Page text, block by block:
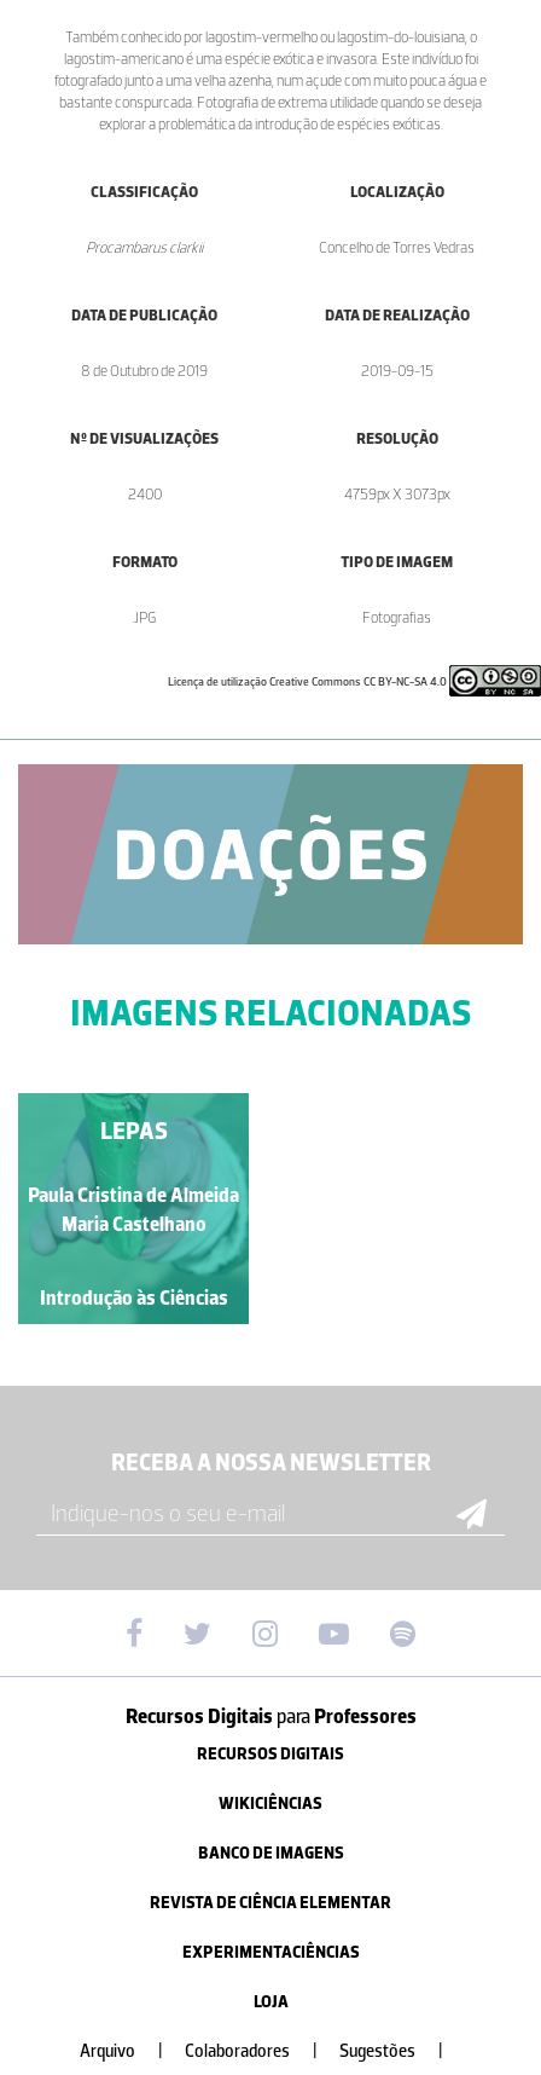
Também conhecido por lagostim-vermelho ou lagostim-do-louisiana, o
lagostim-americano é uma espécie exótica e invasora. Este indivíduo foi
fotografado junto a uma velha azenha, num açude com muito pouca água e
bastante conspurcada. Fotografia de extrema utilidade quando se deseja
explorar a problemática da introdução de espécies exóticas.
CLASSIFICAÇÃO
Procambarus clarkii
LOCALIZAÇÃO
Concelho de Torres Vedras
DATA DE PUBLICAÇÃO
8 de Outubro de 2019
DATA DE REALIZAÇÃO
2019-09-15
Nº DE VISUALIZAÇÕES
2400
RESOLUÇÃO
4759px X 3073px
FORMATO
.JPG
TIPO DE IMAGEM
Fotografias
Licença de utilização Creative Commons CC BY-NC-SA 4.0
IMAGENS RELACIONADAS
LEPAS
Paula Cristina de Almeida
Maria Castelhano
Introdução às Ciências
RECEBA A NOSSA NEWSLETTER
Recursos Digitais paraProfessores
RECURSOS DIGITAIS
WIKICIÊNCIAS
BANCO DE IMAGENS
REVISTA DE CIÊNCIA ELEMENTAR
EXPERIMENTACIÊNCIAS
LOJA
Arquivo Colaboradores Sugestões